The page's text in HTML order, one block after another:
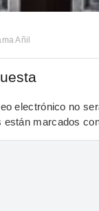
Añil
electrónico no
están marcados